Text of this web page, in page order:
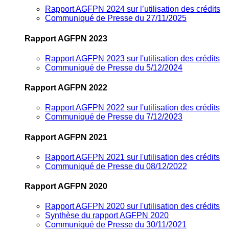
Rapport AGFPN 2024 sur l’utilisation des crédits
Communiqué de Presse du 27/11/2025
Rapport AGFPN 2023
Rapport AGFPN 2023 sur l'utilisation des crédits
Communiqué de Presse du 5/12/2024
Rapport AGFPN 2022
Rapport AGFPN 2022 sur l'utilisation des crédits
Communiqué de Presse du 7/12/2023
Rapport AGFPN 2021
Rapport AGFPN 2021 sur l'utilisation des crédits
Communiqué de Presse du 08/12/2022
Rapport AGFPN 2020
Rapport AGFPN 2020 sur l'utilisation des crédits
Synthèse du rapport AGFPN 2020
Communiqué de Presse du 30/11/2021